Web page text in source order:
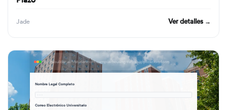
Jade Ver detalles →
formbuilder.ai/f/student-off-campus-housing-rental-application-form
Nombre Legal Completo
Correo Electrónico Universitario